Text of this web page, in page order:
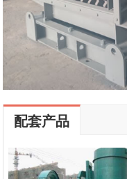
配套产品